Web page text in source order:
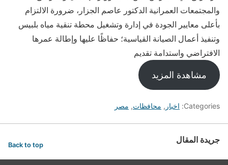
والمجتمعات العمرانية الدكتور عاصم الجزار، ضرورة الالتزام
بأعلى معايير الجودة في إدارة وتشغيل محطة تنقية مياه بلبيس
وتنفيذ أعمال الصيانة القياسية؛ حفاظًا عليها وإطالة عمرها
الافتراضي واستدامة تقديم
مشاهدة المزيد
Categories: اخبار , محافظات, مصر
جريدة المقال Back to top